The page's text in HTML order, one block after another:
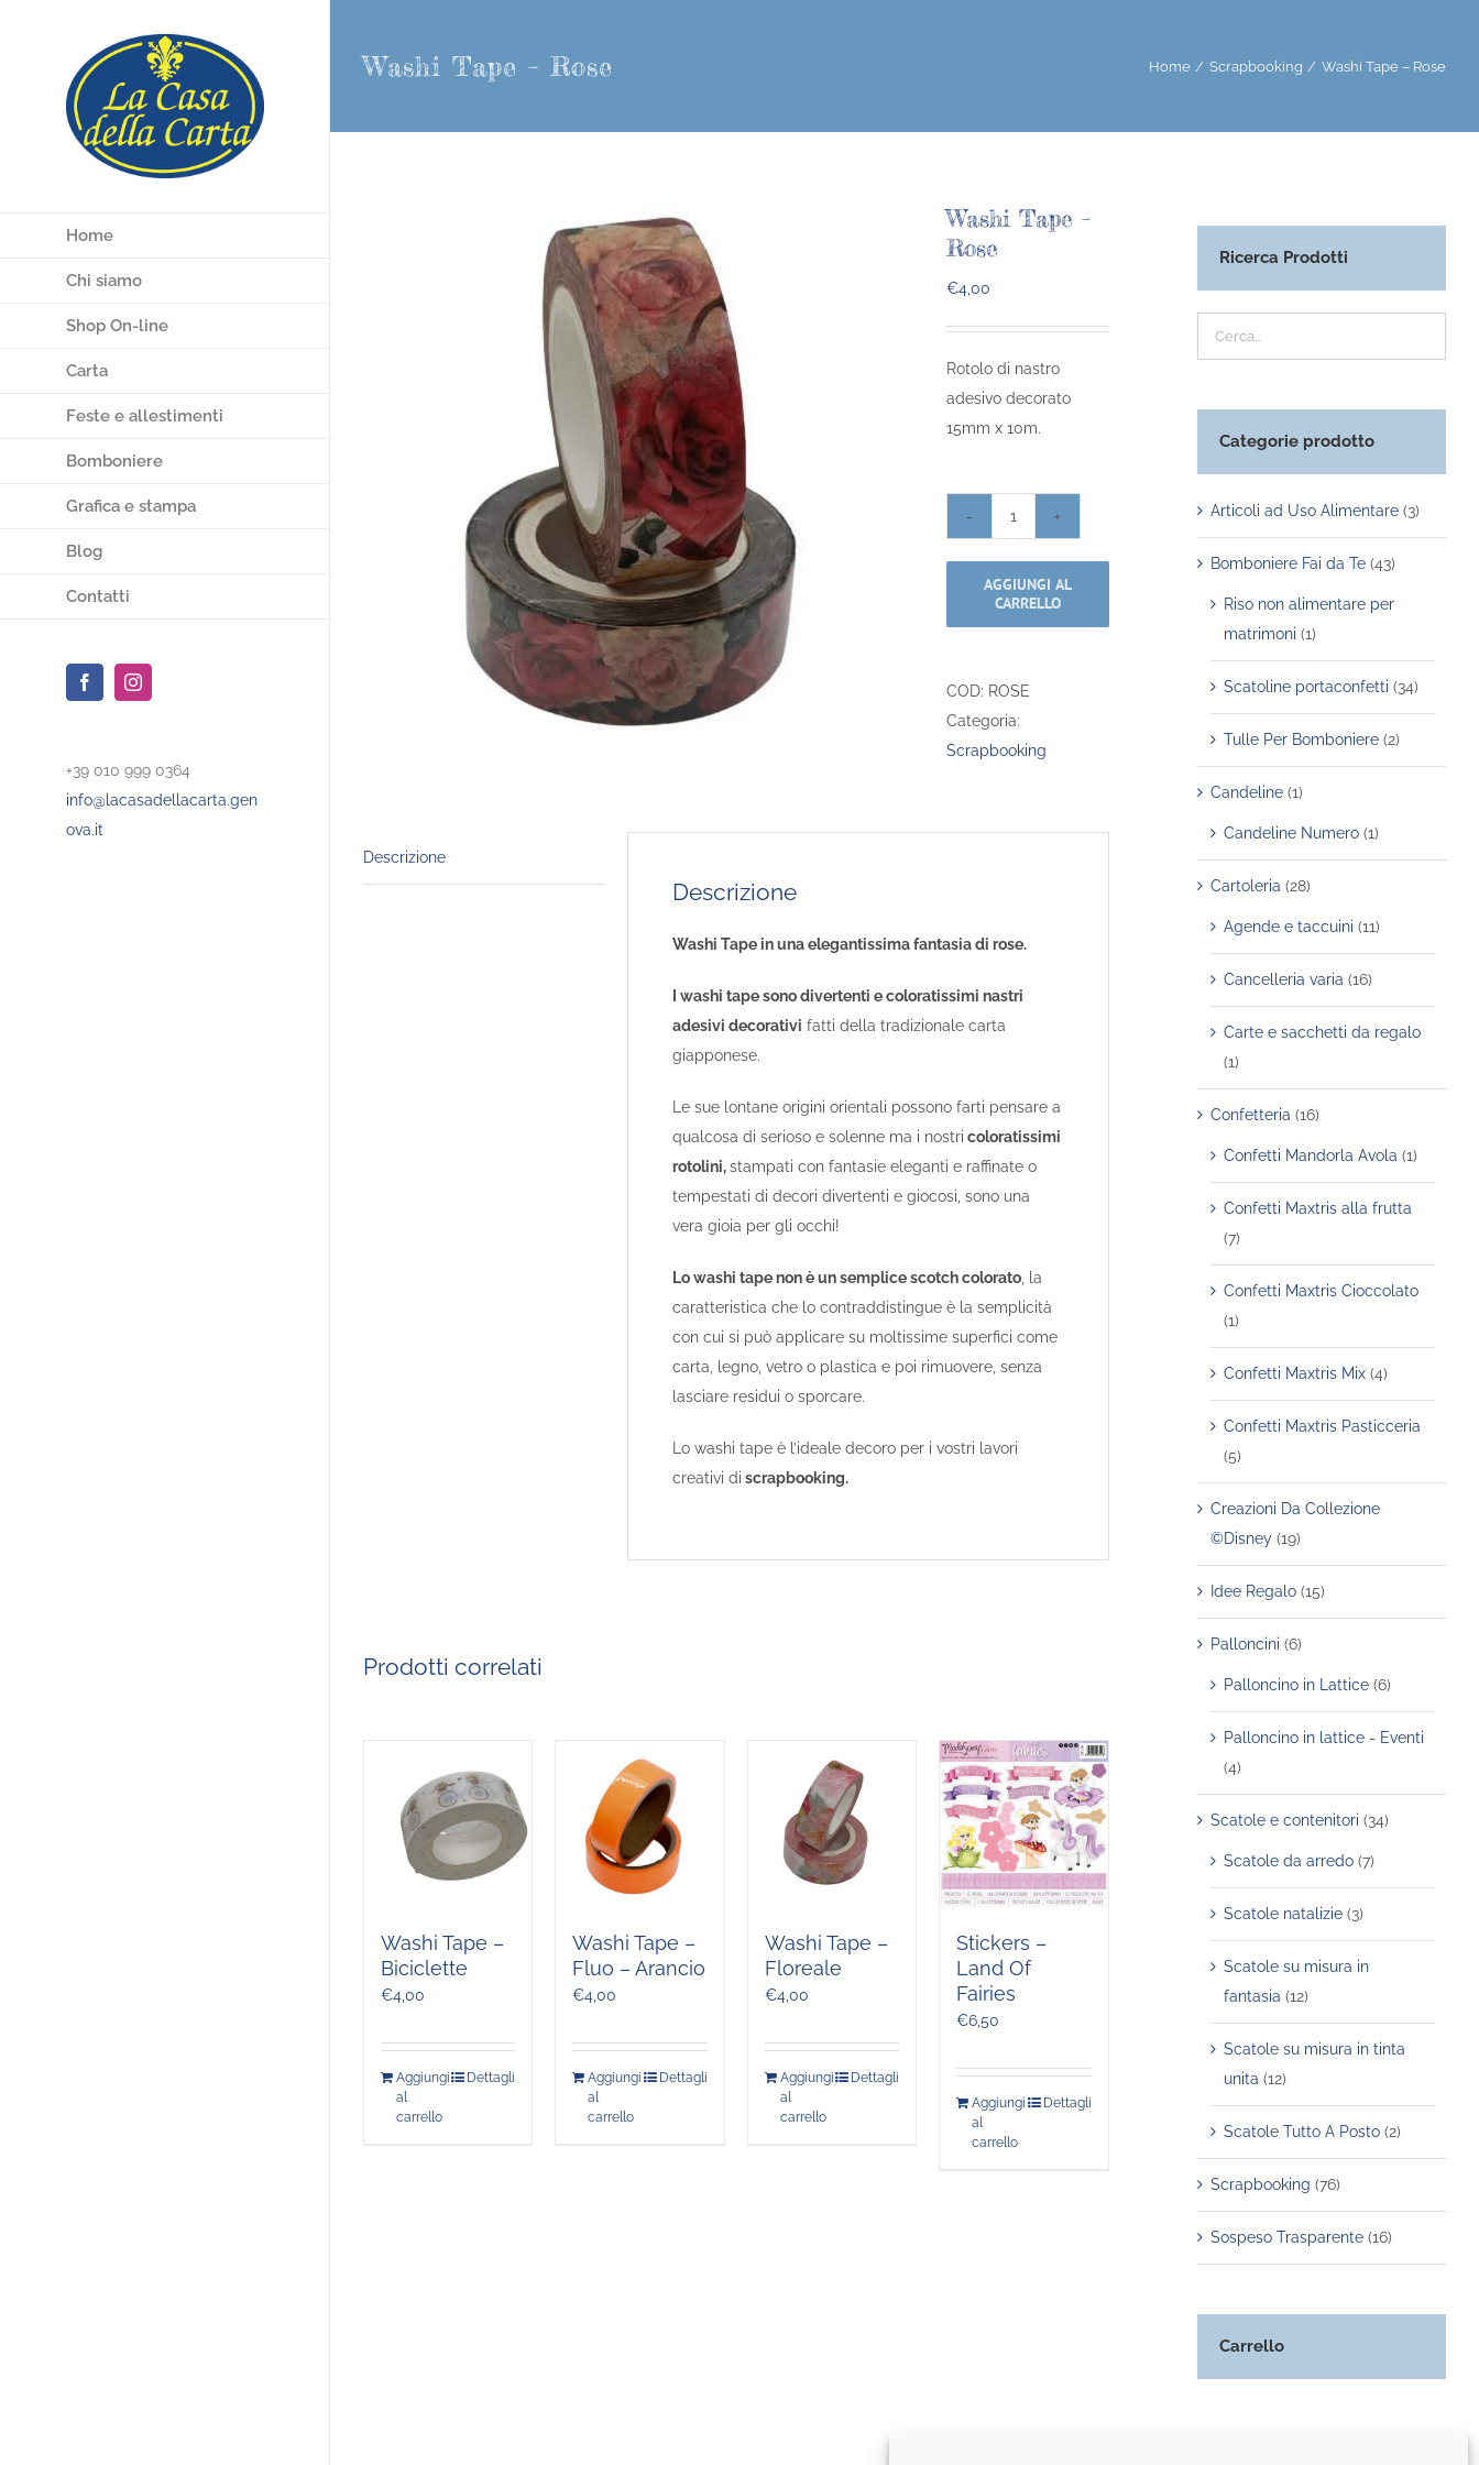
Home
Chi siamo
Shop On-line
Carta
Feste e allestimenti
Bomboniere
Grafica e stampa
Blog
Contatti
FacebookInstagram
+39 010 999 0364
info@lacasadellacarta.gen
ova.it
Washi Tape – Rose Home Scrapbooking Washi Tape – Rose
Washi Tape –
Rose
€4,00
Rotolo di nastro
adesivo decorato
15mm x 10m.
Tape
-
AGGIUNGI AL
CARRELLO
COD: ROSE
Categoria:
Scrapbooking
Descrizione
Descrizione
Washi Tape in una elegantissima fantasia di rose.
I washi tape sono divertenti e coloratissimi nastri
adesivi decorativi fatti della tradizionale carta
giapponese.
Le sue lontane origini orientali possono farti pensare a
qualcosa di serioso e solenne ma i nostri coloratissimi
rotolini,stampati con fantasie eleganti e raffinate o
tempestati di decori divertenti e giocosi, sono una
vera gioia per gli occhi!
Lo washi tape non è un semplice scotch colorato , la
caratteristica che lo contraddistingue è la semplicità
con cui si può applicare su moltissime superfici come
carta, legno, vetro o plastica e poi rimuovere, senza
lasciare residui o sporcare.
Lo washi tape è l’ideale decoro per i vostri lavori
creativi di scrapbooking.
Prodotti correlati
Washi Tape –
Biciclette
€4,00
Aggiungi
al
carrello
Dettagli
Washi Tape –
Fluo – Arancio
€4,00
Aggiungi
al
carrello
Dettagli
Washi Tape –
Floreale
€4,00
Aggiungi
al
carrello
Dettagli
Stickers –
Land Of
Fairies
€6,50
Aggiungi
al
carrello
Dettagli
Ricerca Prodotti
Categorie prodotto
Articoli ad Uso Alimentare (3)
Bomboniere Fai da Te (43)
Riso non alimentare per
matrimoni (1)
Scatoline portaconfetti (34)
Tulle Per Bomboniere (2)
Candeline (1)
Candeline Numero (1)
Cartoleria (28)
Agende e taccuini (11)
Cancelleria varia (16)
Carte e sacchetti da regalo
(1)
Confetteria (16)
Confetti Mandorla Avola (1)
Confetti Maxtris alla frutta
(7)
Confetti Maxtris Cioccolato
(1)
Confetti Maxtris Mix (4)
Confetti Maxtris Pasticceria
(5)
Creazioni Da Collezione
©Disney (19)
Idee Regalo (15)
Palloncini (6)
Palloncino in Lattice (6)
Palloncino in lattice - Eventi
(4)
Scatole e contenitori (34)
Scatole da arredo (7)
Scatole natalizie (3)
Scatole su misura in
fantasia (12)
Scatole su misura in tinta
unita (12)
Scatole Tutto A Posto (2)
Scrapbooking (76)
Sospeso Trasparente (16)
Carrello